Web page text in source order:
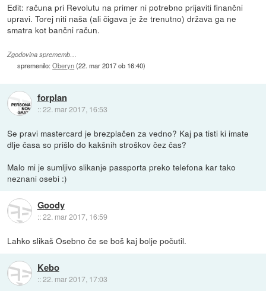
Edit: računa pri Revolutu na primer ni potrebno prijaviti finančni
upravi. Torej niti naša (ali čigava je že trenutno) država ga ne
smatra kot bančni račun.
Zgodovina sprememb…
spremenilo:Oberyn(22. mar 2017 ob 16:40)
forplan
::22. mar 2017, 16:53
Se pravi mastercard je brezplačen za vedno? Kaj pa tisti ki imate
dlje časa so prišlo do kakšnih stroškov čez čas?
Malo mi je sumljivo slikanje passporta preko telefona kar tako
neznani osebi :)
Goody
::22. mar 2017, 16:59
Lahko slikaš Osebno če se boš kaj bolje počutil.
Kebo
::22. mar 2017, 17:03